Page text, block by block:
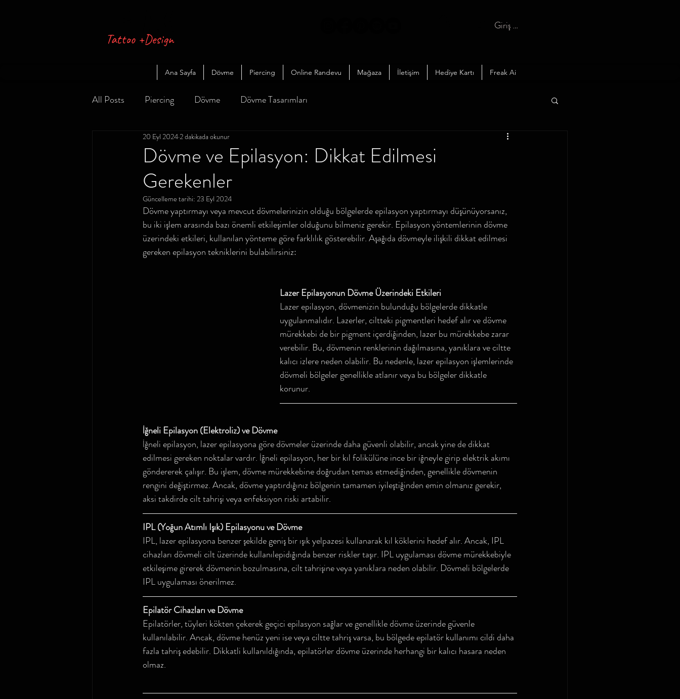
Tattoo +Design
Giriş yap
Ana Sayfa Dövme Piercing Online Randevu Mağaza İletişim Hediye Kartı Freak Ai
All Posts Piercing Dövme Dövme Tasarımları
Dövme ve Epilasyon: Dikkat Edilmesi
Gerekenler
20 Eyl 20242 dakikada okunur
Güncelleme tarihi: 23 Eyl 2024
Dövme yaptırmayı veya mevcut dövmelerinizin olduğu bölgelerde epilasyon yaptırmayı düşünüyorsanız,
bu iki işlem arasında bazı önemli etkileşimler olduğunu bilmeniz gerekir. Epilasyon yöntemlerinin dövme
üzerindeki etkileri, kullanılan yönteme göre farklılık gösterebilir. Aşağıda dövmeyle ilişkili dikkat edilmesi
gereken epilasyon tekniklerini bulabilirsiniz:
Lazer Epilasyonun Dövme Üzerindeki Etkileri
Lazer epilasyon, dövmenizin bulunduğu bölgelerde dikkatle
uygulanmalıdır. Lazerler, ciltteki pigmentleri hedef alır ve dövme
mürekkebi de bir pigment içerdiğinden, lazer bu mürekkebe zarar
verebilir. Bu, dövmenin renklerinin dağılmasına, yanıklara ve ciltte
kalıcı izlere neden olabilir. Bu nedenle, lazer epilasyon işlemlerinde
dövmeli bölgeler genellikle atlanır veya bu bölgeler dikkatle
korunur.
İğneli Epilasyon (Elektroliz) ve Dövme
İğneli epilasyon, lazer epilasyona göre dövmeler üzerinde daha güvenli olabilir, ancak yine de dikkat
edilmesi gereken noktalar vardır. İğneli epilasyon, her bir kıl folikülüne ince bir iğneyle girip elektrik akımı
göndererek çalışır. Bu işlem, dövme mürekkebine doğrudan temas etmediğinden, genellikle dövmenin
rengini değiştirmez. Ancak, dövme yaptırdığınız bölgenin tamamen iyileştiğinden emin olmanız gerekir,
aksi takdirde cilt tahrişi veya enfeksiyon riski artabilir.
IPL (Yoğun Atımlı Işık) Epilasyonu ve Dövme
IPL, lazer epilasyona benzer şekilde geniş bir ışık yelpazesi kullanarak kıl köklerini hedef alır. Ancak, IPL
cihazları dövmeli cilt üzerinde kullanılepidığında benzer riskler taşır. IPL uygulaması dövme mürekkebiyle
etkileşime girerek dövmenin bozulmasına, cilt tahrişine veya yanıklara neden olabilir. Dövmeli bölgelerde
IPL uygulaması önerilmez.
Epilatör Cihazları ve Dövme
Epilatörler, tüyleri kökten çekerek geçici epilasyon sağlar ve genellikle dövme üzerinde güvenle
kullanılabilir. Ancak, dövme henüz yeni ise veya ciltte tahriş varsa, bu bölgede epilatör kullanımı cildi daha
fazla tahriş edebilir. Dikkatli kullanıldığında, epilatörler dövme üzerinde herhangi bir kalıcı hasara neden
olmaz.